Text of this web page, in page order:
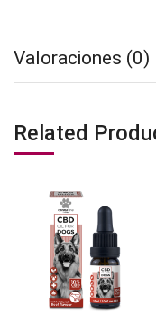
Valoraciones (0)
Related